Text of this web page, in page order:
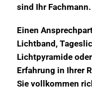
sind Ihr Fachmann.
Einen
Lichtband,
Lichtpyramide
Erfahrung in Ihrer
Sie vollkommen